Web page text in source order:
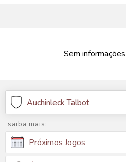
Sem
Auchinleck Talbot
saiba mais:
Próximos Jogos